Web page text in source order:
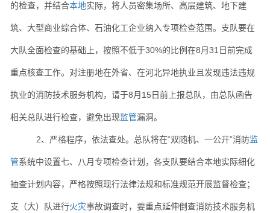
的检查，并结合本地实际，将人员密集场所、高层建筑、地下建
筑、大型商业综合体、石油化工企业纳入专项检查范围。支队要在
大队全面检查的基础上，按照不低于30%的比例在8月31日前完成
重点核查工作。对注册地在外省、在河北异地执业且发现违法违规
执业的消防技术服务机构，请于8月15日前上报总队，由总队函告
相关总队进行检查，避免出现监管漏洞。
2、严格程序，依法查处。总队将在“双随机、一公开”消防监
管系统中设置七、八月专项检查计划，各支队要结合本地实际细化
抽查计划内容，严格按照现行法律法规和标准规范开展监督检查；
支（大）队进行火灾事故调查时，要重点延伸倒查消防技术服务机